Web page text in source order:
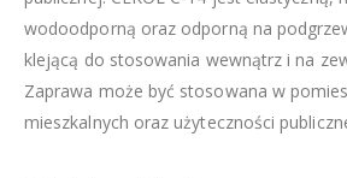
wodoodporną oraz odporną na
klejącą do stosowania wewnątrz i na
Zaprawa może być stosowana w
mieszkalnych oraz użyteczności